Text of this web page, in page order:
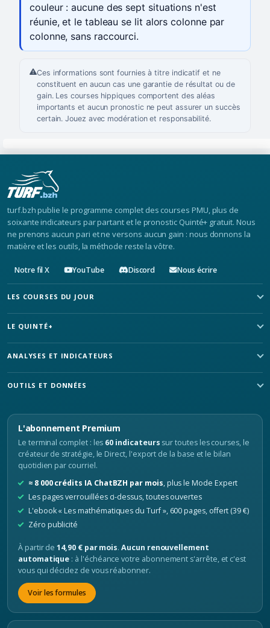
couleur : aucune des sept situations n'est
réunie, et le tableau se lit alors colonne par
colonne, sans raccourci.
Ces informations sont fournies à titre indicatif et ne
constituent en aucun cas une garantie de résultat ou de
gain. Les courses hippiques comportent des aléas
importants et aucun pronostic ne peut assurer un succès
certain. Jouez avec modération et responsabilité.
turf.bzh publie le programme complet des courses PMU, plus de
soixante indicateurs par partant et le pronostic Quinté+ gratuit. Nous
ne prenons aucun pari et ne versons aucun gain : nous donnons la
matière et les outils, la méthode reste la vôtre.
Notre fil X YouTube Discord Nous écrire
LES COURSES DU JOUR
LE QUINTÉ+
ANALYSES ET INDICATEURS
OUTILS ET DONNÉES
L'abonnement Premium
Le terminal complet : les 60 indicateurs sur toutes les courses, le
créateur de stratégie, le Direct, l'export de la base et le bilan
quotidien par courriel.
≈ 8 000 crédits IA ChatBZH par mois, plus le Mode Expert
Les pages verrouillées ci-dessus, toutes ouvertes
L'ebook « Les mathématiques du Turf », 600 pages, offert (39 €)
Zéro publicité
À partir de14,90 € par mois.Aucun renouvellement
automatique : à l'échéance votre abonnement s'arrête, et c'est
vous qui décidez de vous réabonner.
Voir les formules